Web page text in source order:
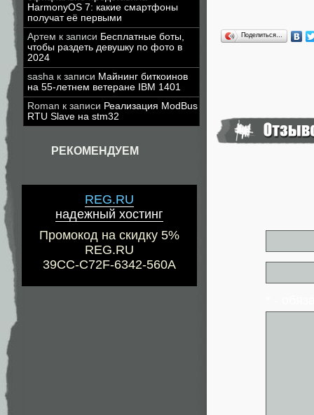
HarmonyOS 7: какие смартфоны
получат её первыми
Артем к записи Бесплатные боты,
чтобы раздеть девушку по фото в
2024
sasha к записи Майнинг биткоинов
на 55-летнем ветеране IBM 1401
Roman к записи Реализация ModBus
RTU Slave на stm32
РЕКОМЕНДУЕМ
REG.RU
надежный хостинг
Промокод на скидку 5%
REG.RU
39CC-C72F-6342-560A
Поделиться…